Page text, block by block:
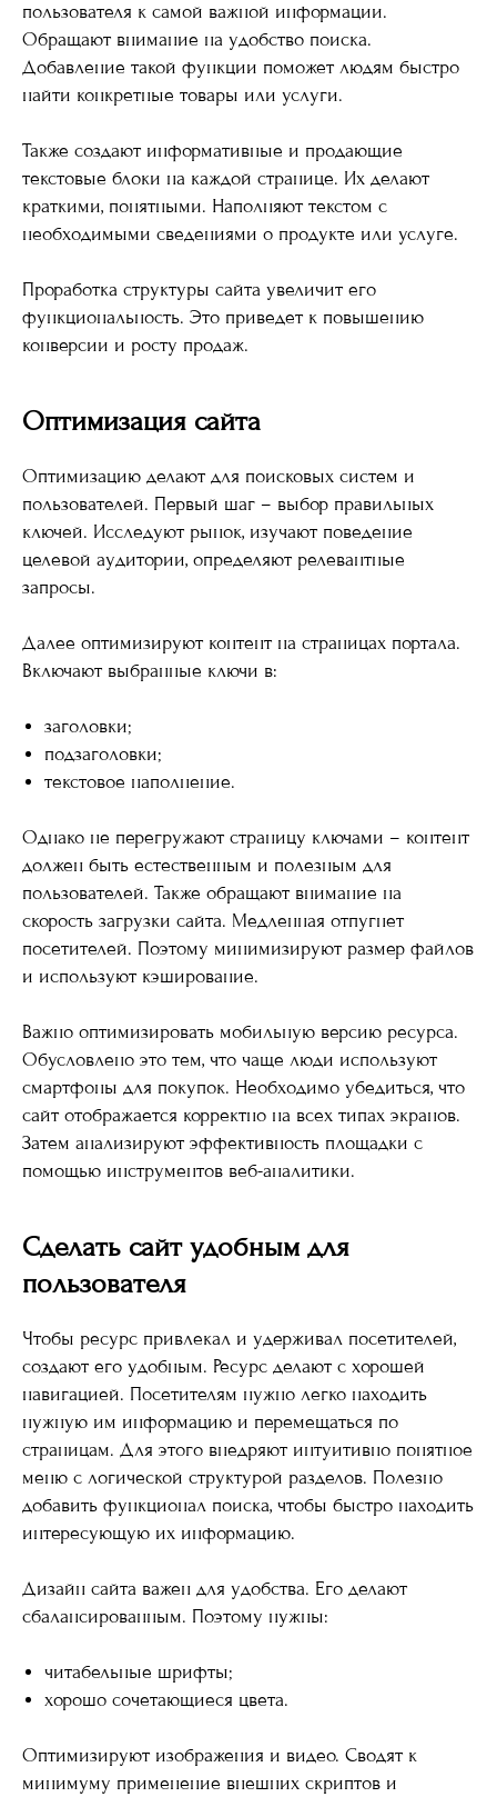
пользователя к самой важной информации.
Обращают внимание на удобство поиска.
Добавление такой функции поможет людям быстро
найти конкретные товары или услуги.
Также создают информативные и продающие
текстовые блоки на каждой странице. Их делают
краткими, понятными. Наполняют текстом с
необходимыми сведениями о продукте или услуге.
Проработка структуры сайта увеличит его
функциональность. Это приведет к повышению
конверсии и росту продаж.
Оптимизация сайта
Оптимизацию делают для поисковых систем и
пользователей. Первый шаг – выбор правильных
ключей. Исследуют рынок, изучают поведение
целевой аудитории, определяют релевантные
запросы.
Далее оптимизируют контент на страницах портала.
Включают выбранные ключи в:
заголовки;
подзаголовки;
текстовое наполнение.
Однако не перегружают страницу ключами – контент
должен быть естественным и полезным для
пользователей. Также обращают внимание на
скорость загрузки сайта. Медленная отпугнет
посетителей. Поэтому минимизируют размер файлов
и используют кэширование.
Важно оптимизировать мобильную версию ресурса.
Обусловлено это тем, что чаще люди используют
смартфоны для покупок. Необходимо убедиться, что
сайт отображается корректно на всех типах экранов.
Затем анализируют эффективность площадки с
помощью инструментов веб-аналитики.
Сделать сайт удобным для
пользователя
Чтобы ресурс привлекал и удерживал посетителей,
создают его удобным. Ресурс делают с хорошей
навигацией. Посетителям нужно легко находить
нужную им информацию и перемещаться по
страницам. Для этого внедряют интуитивно понятное
меню с логической структурой разделов. Полезно
добавить функционал поиска, чтобы быстро находить
интересующую их информацию.
Дизайн сайта важен для удобства. Его делают
сбалансированным. Поэтому нужны:
читабельные шрифты;
хорошо сочетающиеся цвета.
Оптимизируют изображения и видео. Сводят к
минимуму применение внешних скриптов и